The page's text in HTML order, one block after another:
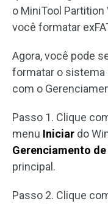
o MiniTool
você formatar
Agora, você pode
formatar o sistema
com o
Passo 1. Clique
menu Iniciar do
Gerenciamento de
principal.
Passo 2. Clique